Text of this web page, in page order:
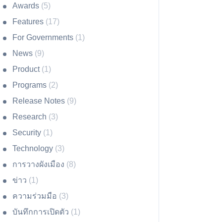
Awards (5)
Features (17)
For Governments (1)
News (9)
Product (1)
Programs (2)
Release Notes (9)
Research (3)
Security (1)
Technology (3)
การวางผังเมือง (8)
ข่าว (1)
ความร่วมมือ (3)
บันทึกการเปิดตัว (1)